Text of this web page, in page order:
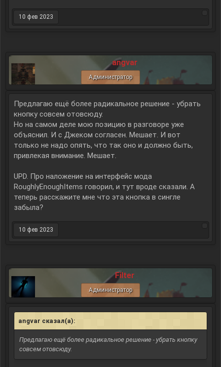
10 фев 2023
angvar
Администратор
Предлагаю ещё более радикальное решение - убрать
кнопку совсем отовсюду.
Но на самом деле мою позицию в разговоре уже
объяснил. И с Джеком согласен. Мешает. И вот
только не надо опять, что так оно и должно быть,
привлекая внимание. Мешает.
UPD. Про наложение на интерфейс мода
RoughlyEnoughItems говорил, и тут вроде сказали. А
теперь расскажите мне что эта кнопка в сингле
забыла?
10 фев 2023
Filter
Администратор
angvar сказал(а):
Предлагаю ещё более радикальное решение - убрать кнопку
совсем отовсюду.